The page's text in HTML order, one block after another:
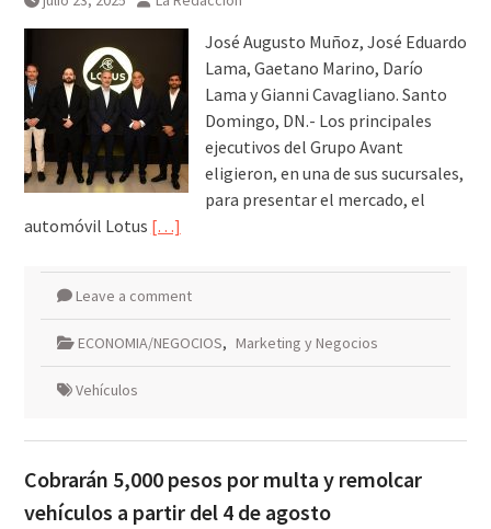
José Augusto Muñoz, José Eduardo
Lama, Gaetano Marino, Darío
Lama y Gianni Cavagliano. Santo
Domingo, DN.- Los principales
ejecutivos del Grupo Avant
eligieron, en una de sus sucursales,
para presentar el mercado, el
automóvil Lotus […]
Leave a comment
ECONOMIA/NEGOCIOS, Marketing y Negocios
Vehículos
Cobrarán 5,000 pesos por multa y remolcar
vehículos a partir del 4 de agosto